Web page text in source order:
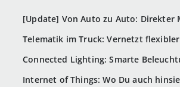
[Update] Von Auto zu Auto:
Telematik im Truck: Vernetzt
Connected Lighting: Smarte
Internet of Things: Wo Du auch